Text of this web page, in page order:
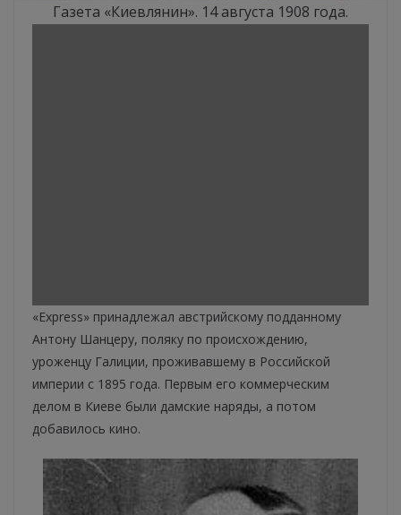
Газета «Киевлянин». 14 августа 1908 года.
«Express» принадлежал австрийскому подданному
Антону Шанцеру, поляку по происхождению,
уроженцу Галиции, проживавшему в Российской
империи с 1895 года. Первым его коммерческим
делом в Киеве были дамские наряды, а потом
добавилось кино.